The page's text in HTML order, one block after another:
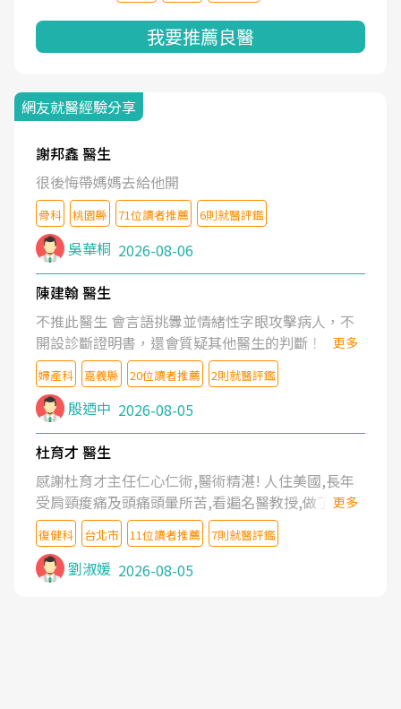
我要推薦良醫
網友就醫經驗分享
謝邦鑫 醫生
很後悔帶媽媽去給他開
骨科 桃園縣 71位讀者推薦 6則就醫評鑑
吳華桐 2026-08-06
陳建翰 醫生
不推此醫生 會言語挑釁並情緒性字眼攻擊病人，不
開設診斷證明書，還會質疑其他醫生的判斷！
更多
婦產科 嘉義縣 20位讀者推薦 2則就醫評鑑
殷迺中 2026-08-05
杜育才 醫生
感謝杜育才主任仁心仁術,醫術精湛! 人住美國,長年
受肩頸痠痛及頭痛頭暈所苦,看遍名醫教授,做了各種
檢查,也嘗試過西醫打針,中醫針灸及物理徒手治療都
沒有用,後來連吃到嗎啡類止痛藥都效果有限,只是壓
症狀,沒多久就痛起來,多年失眠嚴重影響生活品質.
台灣親友介紹忠孝醫院杜育才主任是頸頭症候群專
更多
復健科 台北市 11位讀者推薦 7則就醫評鑑
劉淑媛 2026-08-05